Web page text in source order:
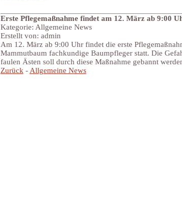
Erste Pflegemaßnahme findet am 12. März ab 9:00
Kategorie: Allgemeine News
Erstellt von: admin
Am 12. März ab 9:00 Uhr findet die erste
Mammutbaum fachkundige Baumpfleger statt. Die
faulen Ästen soll durch diese Maßnahme gebannt
Zurück - Allgemeine News